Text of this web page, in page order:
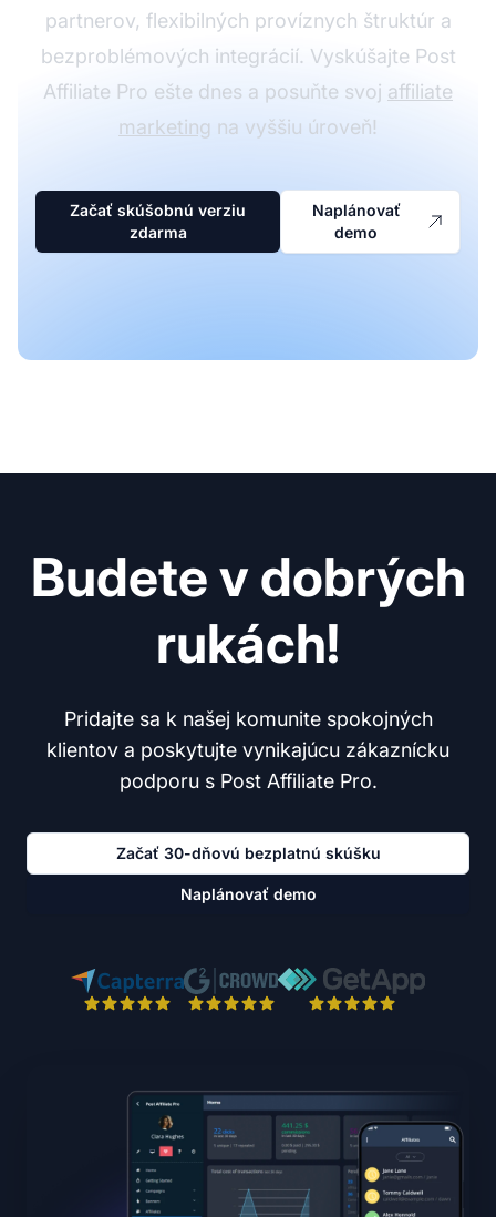
partnerov, flexibilných províznych štruktúr a
bezproblémových integrácií. Vyskúšajte Post
Affiliate Pro ešte dnes a posuňte svoj affiliate
marketing na vyššiu úroveň!
Začať skúšobnú verziu
zdarma
Naplánovať
demo
Budete v dobrých
rukách!
Pridajte sa k našej komunite spokojných
klientov a poskytujte vynikajúcu zákaznícku
podporu s Post Affiliate Pro.
Začať 30-dňovú bezplatnú skúšku
Naplánovať demo